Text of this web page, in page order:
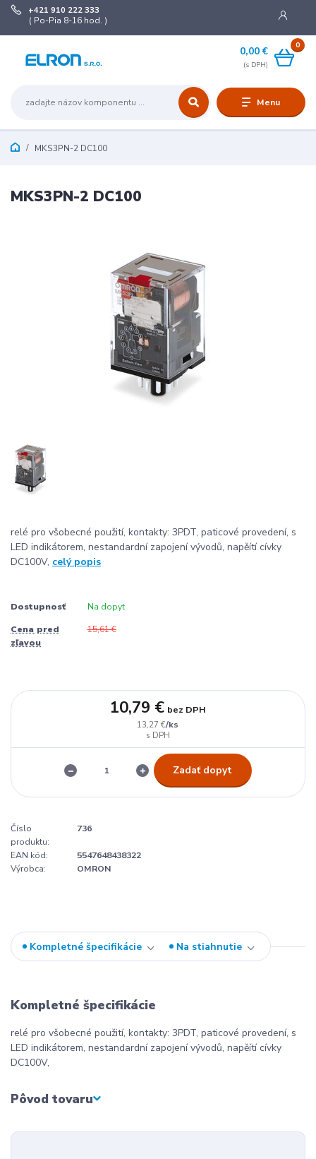
Menu
+421 910 222 333
( Po-Pia 8-16 hod. )
0
0,00 €
MKS3PN-2 DC100
MKS3PN-2 DC100
relé pro všobecné použití, kontakty: 3PDT, paticové provedení, s
LED indikátorem, nestandardní zapojení vývodů, napěítí cívky
DC100V, celý popis
Dostupnosť Na dopyt
Cena pred
zľavou
15,61 €
13,27 €/ks
10,79 € bez DPH
Zadať dopyt
Číslo
produktu:
736
EAN kód:
5547648438322
Výrobca:
OMRON
Kompletné špecifikácie Na stiahnutie
Kompletné špecifikácie
relé pro všobecné použití, kontakty: 3PDT, paticové provedení, s
LED indikátorem, nestandardní zapojení vývodů, napěítí cívky
DC100V,
Pôvod tovaru